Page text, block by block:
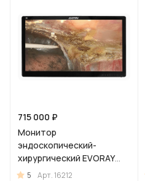
715 000 ₽
Монитор
эндоскопический-
хирургический EVORAY
S3281P
5 Арт.16212